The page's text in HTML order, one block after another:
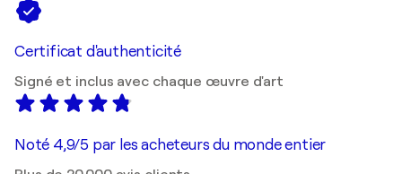
Certificat d'authenticité
Signé et inclus avec chaque œuvre d'art
Noté 4,9/5 par les acheteurs du monde entier